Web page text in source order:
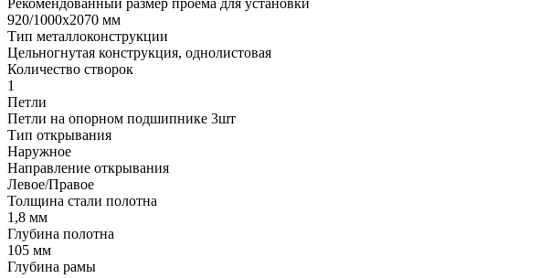
Рекомендованный размер проёма для установки
920/1000х2070 мм
Тип металлоконструкции
Цельногнутая конструкция, однолистовая
Количество створок
1
Петли
Петли на опорном подшипнике 3шт
Тип открывания
Наружное
Направление открывания
Левое/Правое
Толщина стали полотна
1,8 мм
Глубина полотна
105 мм
Глубина рамы